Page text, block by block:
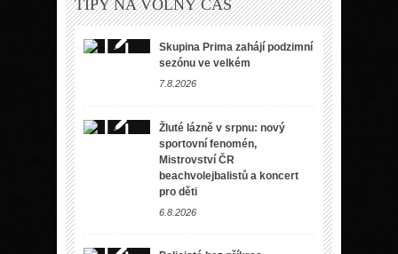
TIPY NA VOLNÝ ČAS
Skupina Prima zahájí podzimní
sezónu ve velkém
7.8.2026
Žluté lázně v srpnu: nový
sportovní fenomén,
Mistrovství ČR
beachvolejbalistů a koncert
pro děti
6.8.2026